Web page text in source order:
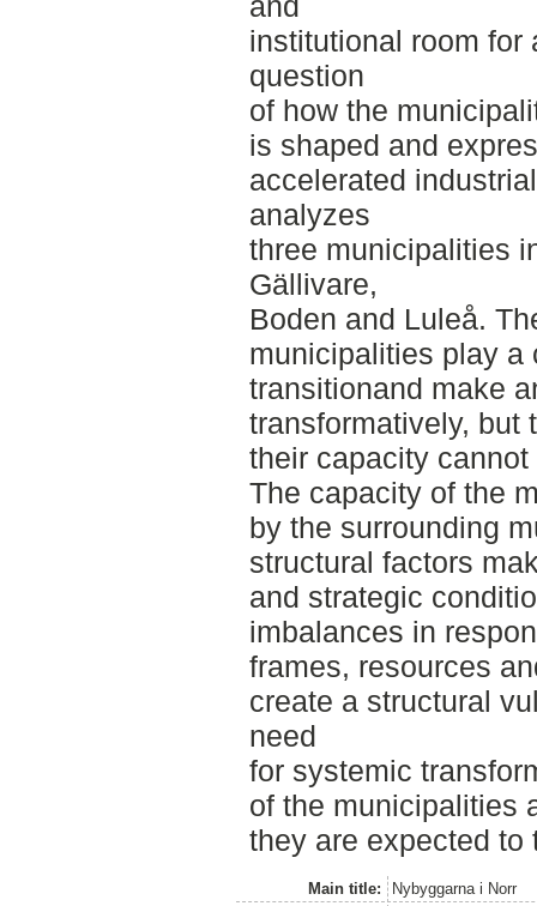
institutional room for
question
of how the
is shaped and
accelerated
analyzes
three municipalities
Gällivare,
Boden and Luleå.
municipalities play a
transitionand make
transformatively, but
their capacity
The capacity of the
by the surrounding
structural factors
and strategic
imbalances in
frames, resources
create a structural
need
for systemic
of the municipalities
they are expected to
Main title:
Nybyggarna i Norr